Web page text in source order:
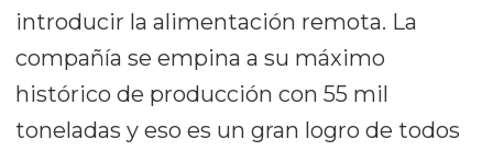
introducir la alimentación remota. La
compañía se empina a su máximo
histórico de producción con 55 mil
toneladas y eso es un gran logro de todos